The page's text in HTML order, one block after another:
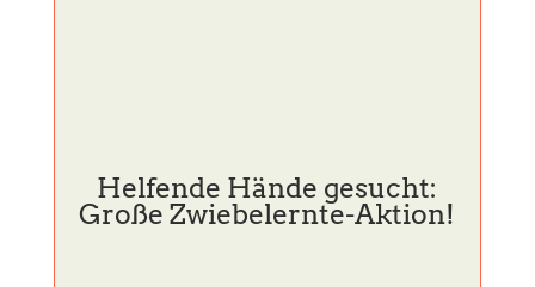
Helfende Hände gesucht:
Große Zwiebelernte-Aktion!